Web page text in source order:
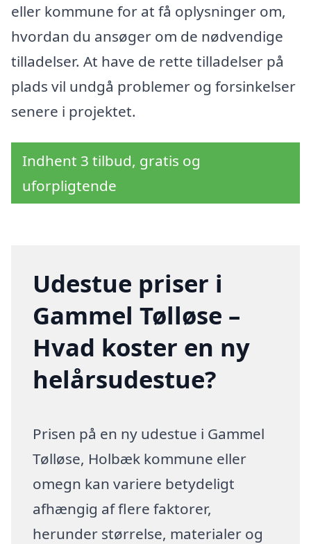
eller kommune for at få oplysninger om,
hvordan du ansøger om de nødvendige
tilladelser. At have de rette tilladelser på
plads vil undgå problemer og forsinkelser
senere i projektet.
Indhent 3 tilbud, gratis og
uforpligtende
Udestue priser i
Gammel Tølløse –
Hvad koster en ny
helårsudestue?
Prisen på en ny udestue i Gammel
Tølløse, Holbæk kommune eller
omegn kan variere betydeligt
afhængig af flere faktorer,
herunder størrelse, materialer og